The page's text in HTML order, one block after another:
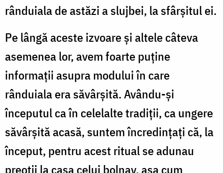
rânduiala de astăzi a slujbei, la sfârșitul ei.
Pe lângă aceste izvoare și altele câteva
asemenea lor, avem foarte puține
informații asupra modului în care
rânduiala era săvârșită. Avându-și
începutul ca în celelalte tradiții, ca ungere
săvârșită acasă, suntem încredințați că, la
început, pentru acest ritual se adunau
preoții la casa celui bolnav, așa cum